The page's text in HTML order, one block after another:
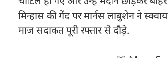
मिन्हास की गेंद पर मार्नस लाबुशेन ने
माज सदाकत पूरी रफ्तार से दौड़े.